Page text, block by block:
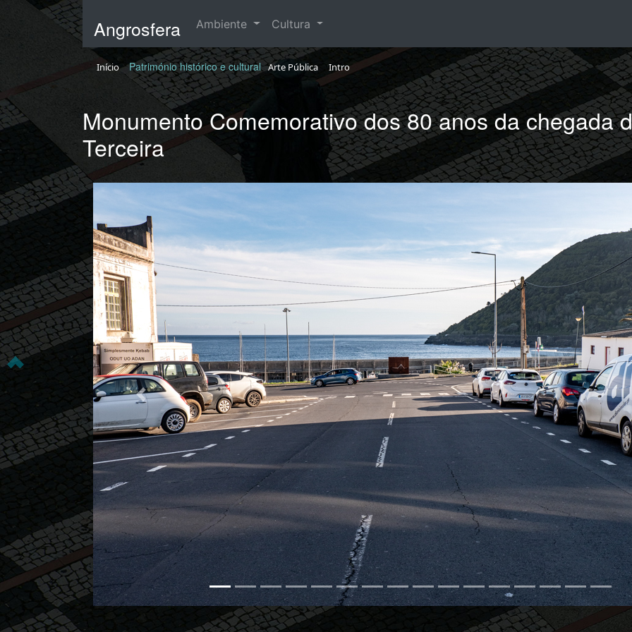
Angrosfera Ambiente Cultura
Início Património histórico e cultural Arte Pública Intro
Monumento Comemorativo dos 80 anos da chegada
Terceira
Previous